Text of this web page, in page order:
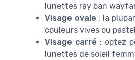
lunettes ray ban
Visage ovale : la
couleurs vives ou
Visage carré : optez
lunettes de soleil